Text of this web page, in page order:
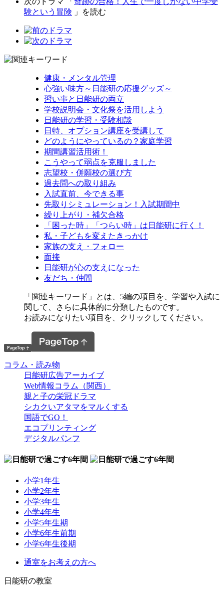
験という冒険 」を読む
健康・メンタル管理
心強い味方～日能研の応援グッズ～
習い事と日能研の両立
学校説明会・文化祭を活用しよう
日能研の学習・受験相談
日特、オプション講座を受講して
どのようにやっているの？家庭学習
期間講習活用術！
こうやって弱点を克服しました
志望校・併願校の選び方
過去問への取り組み
入試直前、今できる事
先取りシミュレーション！入試期間中
繰り上がり・補欠合格
「困った時」「つらい時」は日能研に行く！
私・子どもを変えたきっかけ
家族の支え・フォロー
面接
日能研が心の支えになった
友だち・仲間
「関連キーワード」とは、5編の項目を、学習や入試に
関して、さらに具体的に分類したものです。
お読みになりたい項目を、クリックしてください。
コラム・読み物
日能研広告アーカイブ
Web情報コラム（関西）
親と子の栄冠ドラマ
シカクいアタマをマルくする
国語でGO！
エコプリンティング
デジタルパンフ
小学1年生
小学2年生
小学3年生
小学4年生
小学5年生期
小学6年生前期
小学6年生後期
通室をお考えの方へ
日能研の教室